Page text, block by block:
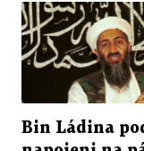
Bin Ládina